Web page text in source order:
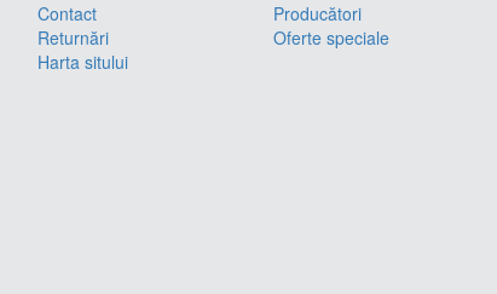
Contact
Returnări
Harta sitului
Producători
Oferte speciale